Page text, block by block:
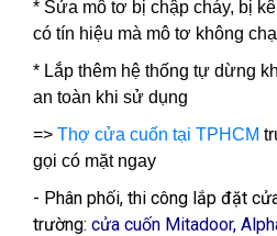
* Sửa mô tơ bị chập cháy, bị
có tín hiệu mà mô tơ không
* Lắp thêm hệ thống tự dừng
an toàn khi sử dụng
=> Thợ cửa cuốn tại TPHCM
gọi có mặt ngay
- Phân phối, thi công lắp đặt
trường: cửa cuốn Mitadoor,